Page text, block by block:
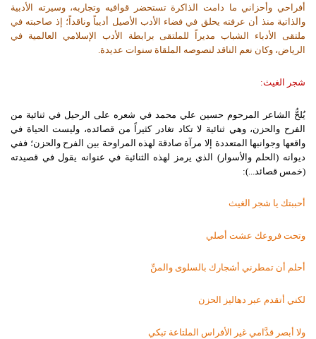
أفراحي وأحزاني ما دامت الذاكرة تستحضر قوافيه وتجاربه، وسيرته الأدبية
والذاتية منذ أن عرفته يحلق في فضاء الأدب الأصيل أديباً وناقداً؛ إذ صاحبته في
ملتقى الأدباء الشباب مديراً للملتقى برابطة الأدب الإسلامي العالمية في
الرياض، وكان نعم الناقد لنصوصه الملقاة سنوات عديدة.
شجر الغيث:
يُلحُّ الشاعر المرحوم حسين علي محمد في شعره على الرحيل في ثنائية من
الفرح والحزن، وهي ثنائية لا تكاد تغادر كثيراً من قصائده، وليست الحياة في
واقعها وجوانبها المتعددة إلا مرآة صادقة لهذه المراوحة بين الفرح والحزن؛ ففي
ديوانه (الحلم والأسوار) الذي يرمز لهذه الثنائية في عنوانه يقول في قصيدته
(خمس قصائد...):
أحببتك يا شجر الغيث
وتحت فروعك عشت أصلي
أحلم أن تمطرني أشجارك بالسلوى والمنِّ
لكني أتقدم عبر دهاليز الحزن
ولا أبصر قدَّامي غير الأفراس الملتاعة تبكي